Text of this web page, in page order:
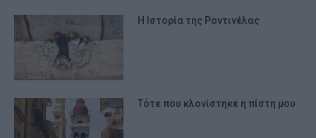
Η Ιστορία της Ροντινέλας
Τότε που κλονίστηκε η πίστη μου